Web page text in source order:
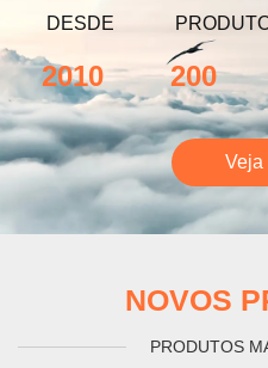
DESDE
2010 200
Veja
NOVOS
PRODUTOS